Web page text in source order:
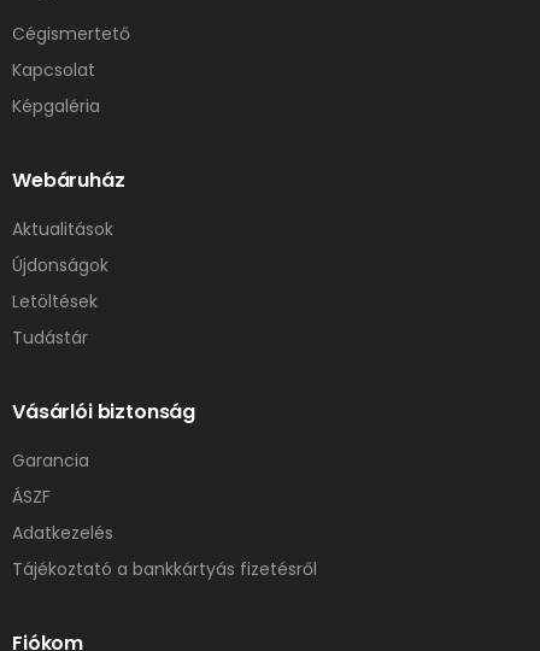
Cégismertető
Kapcsolat
Képgaléria
Webáruház
Aktualitások
Újdonságok
Letöltések
Tudástár
Vásárlói biztonság
Garancia
ÁSZF
Adatkezelés
Tájékoztató a bankkártyás fizetésről
Fiókom